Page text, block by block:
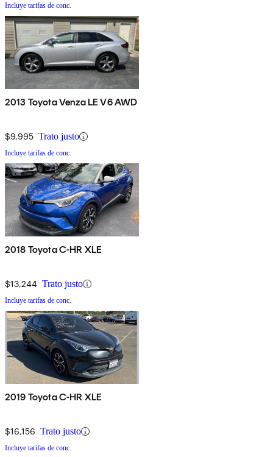
Incluye tarifas de conc.
2013 Toyota Venza LE V6 AWD
$9,995 Trato justo
Incluye tarifas de conc.
2018 Toyota C-HR XLE
$13,244 Trato justo
Incluye tarifas de conc.
2019 Toyota C-HR XLE
$16,156 Trato justo
Incluye tarifas de conc.